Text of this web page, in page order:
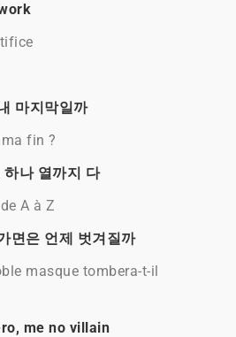
마지막일까
fin ?
하나 열까지 다
A à Z
면은 언제 벗겨질까
masque tombera-t-il
me no villain